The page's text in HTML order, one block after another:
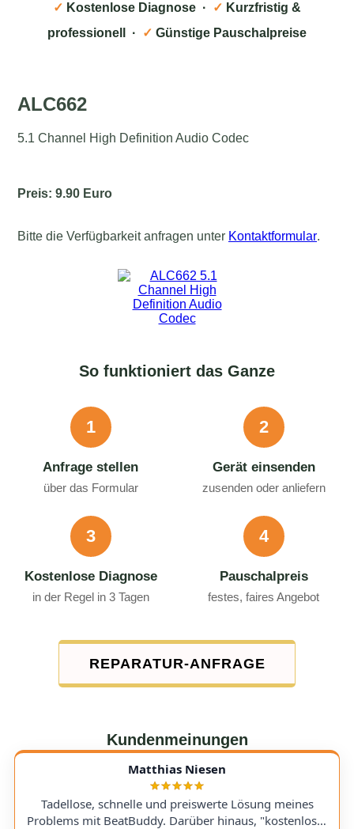
✓ Kostenlose Diagnose · ✓ Kurzfristig &
professionell ·
✓ Günstige Pauschalpreise
ALC662
5.1 Channel High Definition Audio Codec
Preis: 9.90 Euro
Bitte die Verfügbarkeit anfragen unter Kontaktformular.
So funktioniert das Ganze
1
Anfrage stellen
über das Formular
2
Gerät einsenden
zusenden oder anliefern
3
Kostenlose Diagnose
in der Regel in 3 Tagen
4
Pauschalpreis
festes, faires Angebot
REPARATUR-ANFRAGE
Kundenmeinungen
Matthias Niesen
Tadellose, schnelle und preiswerte Lösung meines
Problems mit BeatBuddy. Darüber hinaus, "kostenloser